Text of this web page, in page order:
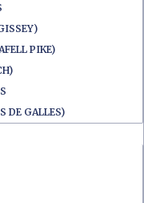
PIKE)
DE GALLES)